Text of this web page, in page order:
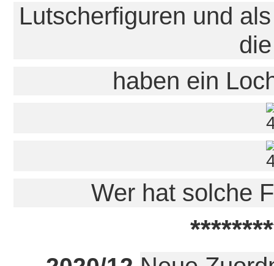
Lutscherfiguren und
haben ein
Wer hat solche